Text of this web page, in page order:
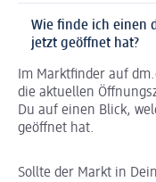
Wie finde ich einen
jetzt geöffnet hat?
Im Marktfinder auf
die aktuellen
Du auf einen Blick,
geöffnet hat.
Sollte der Markt in